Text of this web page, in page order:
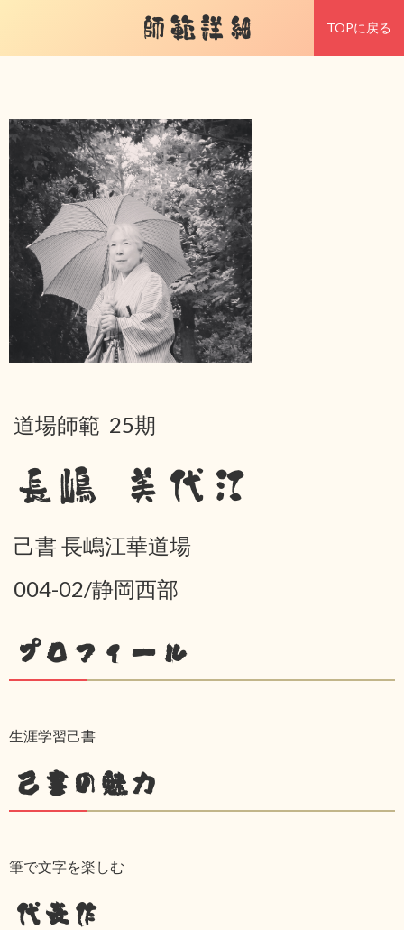
師範詳細 TOPに戻る
道場師範 25期
長嶋 美代江
己書 長嶋江華道場
004-02/静岡西部
プロフィール
生涯学習己書
己書の魅力
筆で文字を楽しむ
代表作